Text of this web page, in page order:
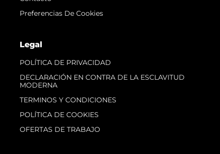
Preferencias De Cookies
Legal
POLÍTICA DE PRIVACIDAD
DECLARACIÓN EN CONTRA DE LA ESCLAVITUD
MODERNA
TERMINOS Y CONDICIONES
POLÍTICA DE COOKIES
OFERTAS DE TRABAJO